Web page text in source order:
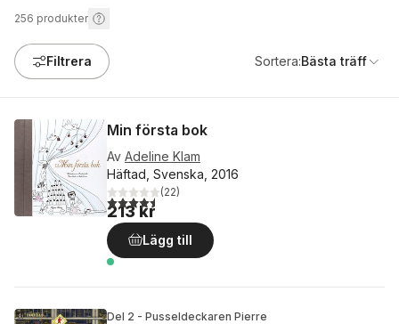
256 produkter
Filtrera Sortera:Bästa träff
Min första bok
Av Adeline Klam
Häftad, Svenska, 2016
4,5utav 5 stjärnor. Totalt antal röster:
(22)
213 kr
Lägg till
Del 2 - Pusseldeckaren Pierre